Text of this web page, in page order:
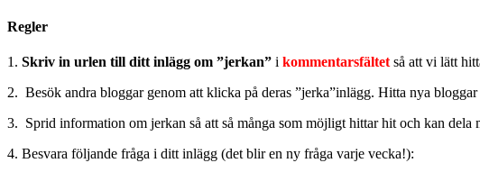
Regler
1. Skriv in urlen till ditt inlägg om ”jerkan” i kommentarsfältet så att vi lätt
2. Besök andra bloggar genom att klicka på deras ”jerka”inlägg. Hitta nya
3. Sprid information om jerkan så att så många som möjligt hittar hit och kan
4. Besvara följande fråga i ditt inlägg (det blir en ny fråga varje vecka!):